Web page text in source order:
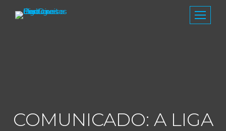
COMUNICADO: A LIGA